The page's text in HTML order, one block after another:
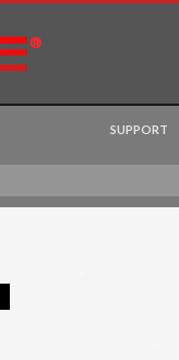
SUPPORT